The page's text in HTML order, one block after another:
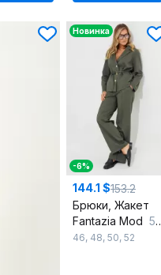
Новинка
-6%
144.1 $153.2
Брюки, Жакет
Fantazia Mod 5240п
46, 48, 50, 52